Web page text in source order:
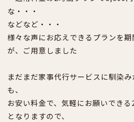
な・・・
などなど・・・
様々な声にお応えできるプランを
が、ご用意しました
まだまだ家事代行サービスに馴染
も、
お安い料金で、気軽にお願いでき
となりますので、